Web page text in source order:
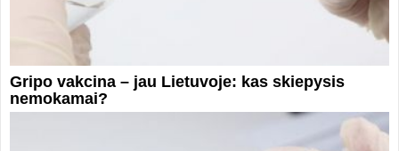
Gripo vakcina – jau Lietuvoje: kas skiepysis
nemokamai?